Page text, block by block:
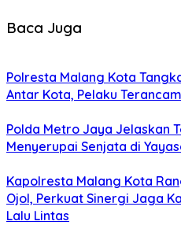
Baca Juga
Polresta Malang Kota
Antar Kota, Pelaku
Polda Metro Jaya Jelaskan
Menyerupai Senjata di
Kapolresta Malang Kota
Ojol, Perkuat Sinergi Jaga
Lalu Lintas